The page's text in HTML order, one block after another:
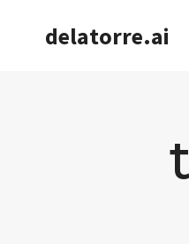
delatorre.ai